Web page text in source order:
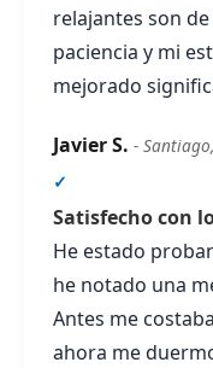
relajantes son
paciencia y mi
mejorado
Javier S. -
✓
Satisfecho con
He estado
he notado una
Antes me
ahora me